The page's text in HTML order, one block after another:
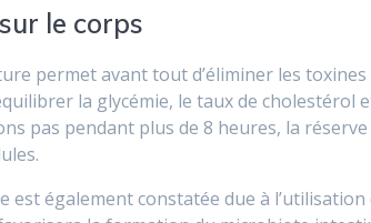
le corps
permet avant tout d’éliminer les
la glycémie, le taux de cholestérol
pas pendant plus de 8 heures, la
est également constatée due à